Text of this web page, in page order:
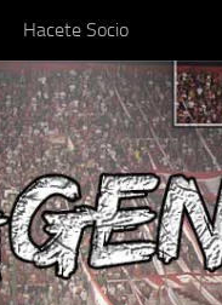
Hacete Socio